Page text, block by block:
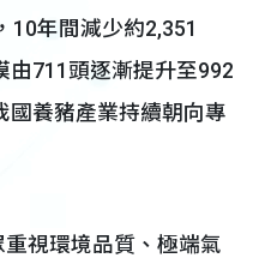
10年間減少約2,351
由711頭逐漸提升至992
國養豬產業持續朝向專
視環境品質、極端氣